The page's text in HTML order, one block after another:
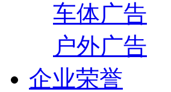
车体广告
户外广告
企业荣誉